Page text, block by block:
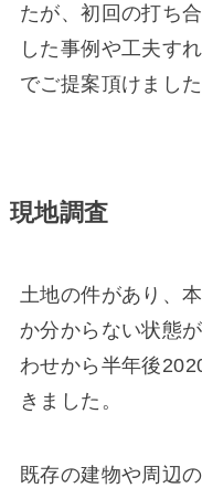
たが、初回の打ち
した事例や工夫す
でご提案頂けました
現地調査
土地の件があり、
か分からない状態
わせから半年後
きました。
既存の建物や周辺